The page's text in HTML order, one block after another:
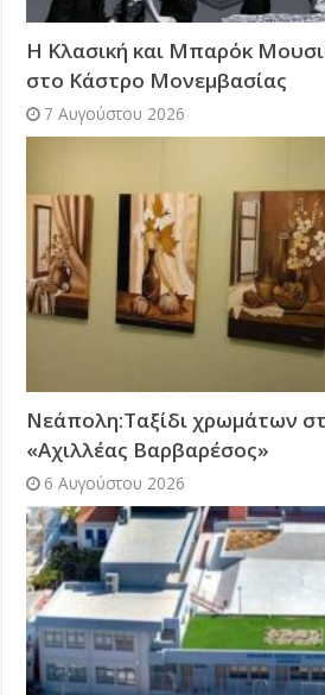
Η Κλασική και Μπαρόκ
στο Κάστρο Μονεμβασίας
7 Αυγούστου 2026
Νεάπολη:Ταξίδι χρωμάτων
«Αχιλλέας Βαρβαρέσος»
6 Αυγούστου 2026